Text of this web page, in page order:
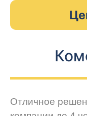
Отличное